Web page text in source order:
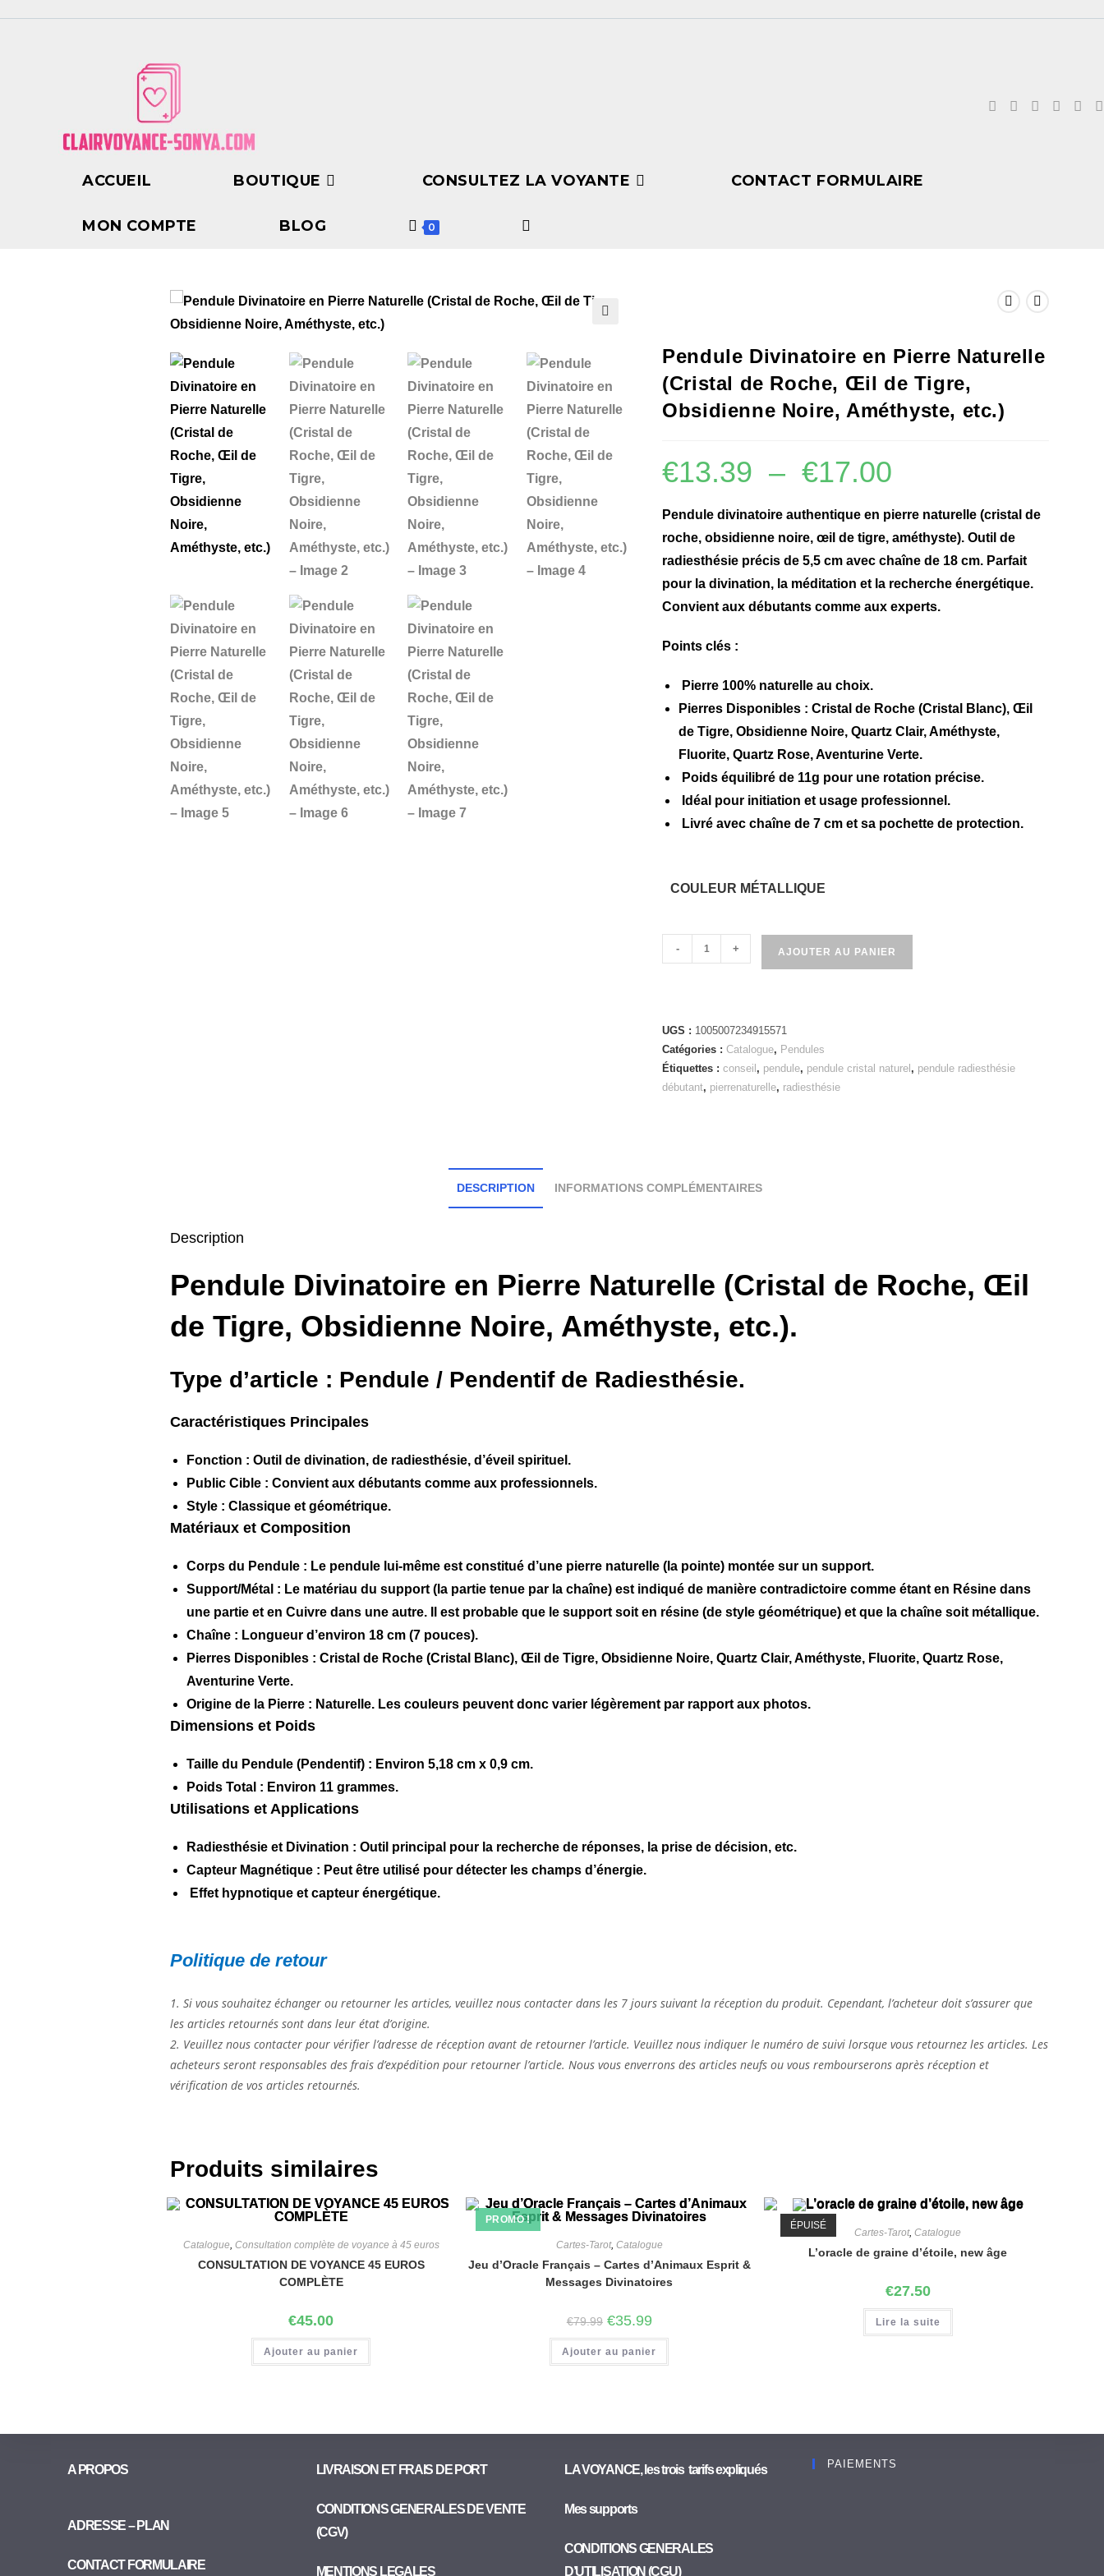
ACCUEIL BOUTIQUE CONSULTEZ LA VOYANTE CONTACT FORMULAIRE
MON COMPTE BLOG 0
Pendule Divinatoire en Pierre Naturelle
(Cristal de Roche, Œil de Tigre,
Obsidienne Noire, Améthyste, etc.)
€13.39 – €17.00
Pendule divinatoire authentique en pierre naturelle (cristal de
roche, obsidienne noire, œil de tigre, améthyste). Outil de
radiesthésie précis de 5,5 cm avec chaîne de 18 cm. Parfait
pour la divination, la méditation et la recherche énergétique.
Convient aux débutants comme aux experts.
Points clés :
Pierre 100% naturelle au choix.
Pierres Disponibles : Cristal de Roche (Cristal Blanc), Œil
de Tigre, Obsidienne Noire, Quartz Clair, Améthyste,
Fluorite, Quartz Rose, Aventurine Verte.
Poids équilibré de 11g pour une rotation précise.
Idéal pour initiation et usage professionnel.
Livré avec chaîne de 7 cm et sa pochette de protection.
COULEUR MÉTALLIQUE
- + AJOUTER AU PANIER
UGS : 1005007234915571
Catégories :Catalogue, Pendules
Étiquettes :conseil , pendule, pendule cristal naturel , pendule radiesthésie
débutant, pierrenaturelle, radiesthésie
DESCRIPTION INFORMATIONS COMPLÉMENTAIRES
Description
Pendule Divinatoire en Pierre Naturelle (Cristal de Roche, Œil
de Tigre, Obsidienne Noire, Améthyste, etc.).
Type d’article : Pendule / Pendentif de Radiesthésie.
Caractéristiques Principales
Fonction : Outil de divination, de radiesthésie, d’éveil spirituel.
Public Cible : Convient aux débutants comme aux professionnels.
Style : Classique et géométrique.
Matériaux et Composition
Corps du Pendule : Le pendule lui-même est constitué d’une pierre naturelle (la pointe) montée sur un support.
Support/Métal : Le matériau du support (la partie tenue par la chaîne) est indiqué de manière contradictoire comme étant en Résine dans
une partie et enCuivre dans une autre. Il est probable que le support soit en résine (de style géométrique) et que la chaîne soit métallique.
Chaîne : Longueur d’environ 18 cm (7 pouces).
Pierres Disponibles : Cristal de Roche (Cristal Blanc), Œil de Tigre, Obsidienne Noire, Quartz Clair, Améthyste, Fluorite, Quartz Rose,
Aventurine Verte.
Origine de la Pierre : Naturelle. Les couleurs peuvent donc varier légèrement par rapport aux photos.
Dimensions et Poids
Taille du Pendule (Pendentif) : Environ5,18 cm x 0,9 cm.
Poids Total : Environ 11 grammes.
Utilisations et Applications
Radiesthésie et Divination : Outil principal pour la recherche de réponses, la prise de décision, etc.
Capteur Magnétique : Peut être utilisé pour détecter les champs d’énergie.
Effet hypnotique et capteur énergétique.
Politique de retour
1. Si vous souhaitez échanger ou retourner les articles, veuillez nous contacter dans les 7 jours suivant la réception du produit. Cependant, l’acheteur doit s’assurer que
les articles retournés sont dans leur état d’origine.
2. Veuillez nous contacter pour vérifier l’adresse de réception avant de retourner l’article. Veuillez nous indiquer le numéro de suivi lorsque vous retournez les articles. Les
acheteurs seront responsables des frais d’expédition pour retourner l’article. Nous vous enverrons des articles neufs ou vous rembourserons après réception et
vérification de vos articles retournés.
Produits similaires
Catalogue, Consultation complète de voyance à 45 euros
CONSULTATION DE VOYANCE 45 EUROS
COMPLÈTE
€45.00
Ajouter au panier
PROMO !
Cartes-Tarot, Catalogue
Jeu d’Oracle Français – Cartes d’Animaux Esprit &
Messages Divinatoires
€79.99 €35.99
Ajouter au panier
ÉPUISÉ
Cartes-Tarot,Catalogue
L’oracle de graine d’étoile, new âge
€27.50
Lire la suite
A PROPOS
ADRESSE – PLAN
CONTACT FORMULAIRE
LIVRAISON ET FRAIS DE PORT
CONDITIONS GENERALES DE VENTE
(CGV)
MENTIONS LEGALES
LA VOYANCE, les trois tarifs expliqués
Mes supports
CONDITIONS GENERALES
D’UTILISATION (CGU)
PAIEMENTS